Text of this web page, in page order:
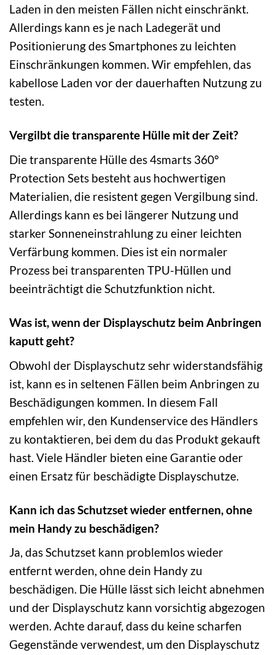
Laden in den meisten Fällen nicht einschränkt.
Allerdings kann es je nach Ladegerät und
Positionierung des Smartphones zu leichten
Einschränkungen kommen. Wir empfehlen, das
kabellose Laden vor der dauerhaften Nutzung zu
testen.
Vergilbt die transparente Hülle mit der Zeit?
Die transparente Hülle des 4smarts 360°
Protection Sets besteht aus hochwertigen
Materialien, die resistent gegen Vergilbung sind.
Allerdings kann es bei längerer Nutzung und
starker Sonneneinstrahlung zu einer leichten
Verfärbung kommen. Dies ist ein normaler
Prozess bei transparenten TPU-Hüllen und
beeinträchtigt die Schutzfunktion nicht.
Was ist, wenn der Displayschutz beim Anbringen
kaputt geht?
Obwohl der Displayschutz sehr widerstandsfähig
ist, kann es in seltenen Fällen beim Anbringen zu
Beschädigungen kommen. In diesem Fall
empfehlen wir, den Kundenservice des Händlers
zu kontaktieren, bei dem du das Produkt gekauft
hast. Viele Händler bieten eine Garantie oder
einen Ersatz für beschädigte Displayschutze.
Kann ich das Schutzset wieder entfernen, ohne
mein Handy zu beschädigen?
Ja, das Schutzset kann problemlos wieder
entfernt werden, ohne dein Handy zu
beschädigen. Die Hülle lässt sich leicht abnehmen
und der Displayschutz kann vorsichtig abgezogen
werden. Achte darauf, dass du keine scharfen
Gegenstände verwendest, um den Displayschutz